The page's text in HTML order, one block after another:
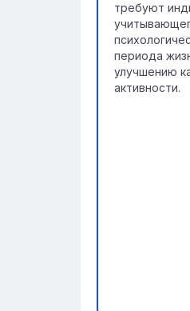
требуют
периода
улучшению
активности.